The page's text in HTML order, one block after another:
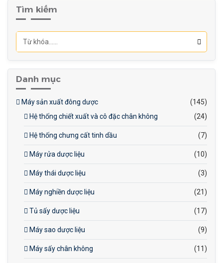
Tìm kiếm
Danh mục
Máy sản xuất đông dược
(145)
Hệ thống chiết xuất và cô đặc chân không
(24)
Hệ thống chưng cất tinh dầu (7)
Máy rửa dược liệu (10)
Máy thái dược liệu (3)
Máy nghiền dược liệu (21)
Tủ sấy dược liệu (17)
Máy sao dược liệu (9)
Máy sấy chân không (11)